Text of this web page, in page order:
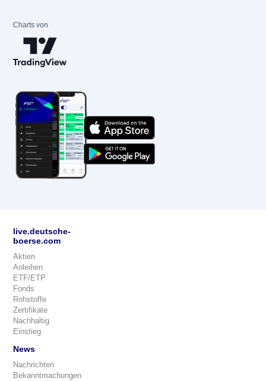
Charts von
live.deutsche-
boerse.com
Aktien
Anleihen
ETF/ETP
Fonds
Rohstoffe
Zertifikate
Nachhaltig
Einstieg
News
Nachrichten
Bekanntmachungen